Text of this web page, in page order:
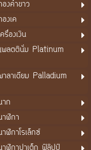
งคำขาว
งเค
รื่องเงิน
พลตตินั่ม Platinum
ลาเดียม Palladium
ก
ฬิกา
ฬิกาโรเล็กซ์